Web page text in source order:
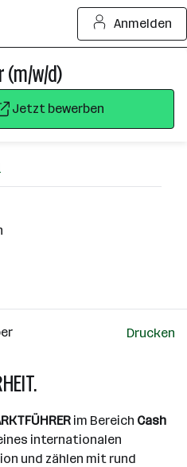
Anmelden
w/d)
Jetzt bewerben
Drucken
im Bereich Cash
internationalen
und zählen mit rund